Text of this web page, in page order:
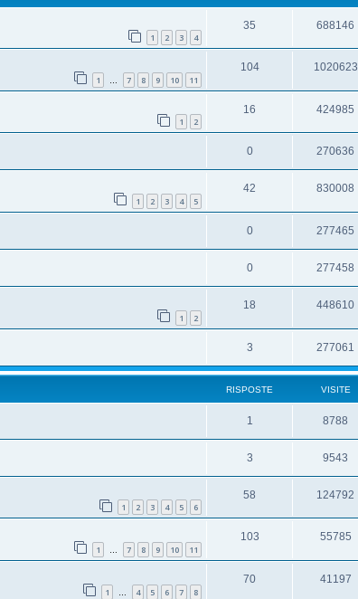
1 2 3 4
35 688146
1 … 7 8 9 10 11
104 1020623
1 2
16 424985
0 270636
1 2 3 4 5
42 830008
0 277465
0 277458
1 2
18 448610
3 277061
RISPOSTE VISITE
1 8788
3 9543
1 2 3 4 5 6
58 124792
1 … 7 8 9 10 11
103 55785
1 … 4 5 6 7 8
70 41197